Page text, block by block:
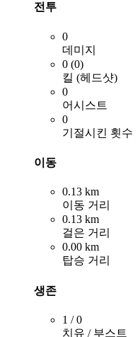
전투
0
데미지
0 (0)
킬 (헤드샷)
0
어시스트
0
기절시킨 횟수
이동
0.13 km
이동 거리
0.13 km
걸은 거리
0.00 km
탑승 거리
생존
1 / 0
치유 / 부스트